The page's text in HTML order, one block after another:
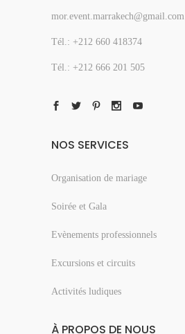
mor.event.marrakech@gmail.com
Tél.: +212 660 418374
Tél.: +212 666 201 505
NOS SERVICES
Organisation de mariage
Soirée et Gala
Evènements professionnels
Excursions et circuits
Activités ludiques
À PROPOS DE NOUS